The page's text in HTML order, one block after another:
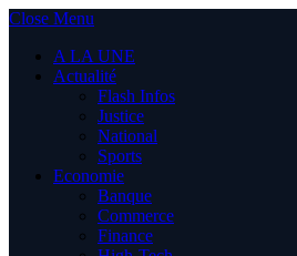
Close Menu
A LA UNE
Actualité
Flash Infos
Justice
National
Sports
Economie
Banque
Commerce
Finance